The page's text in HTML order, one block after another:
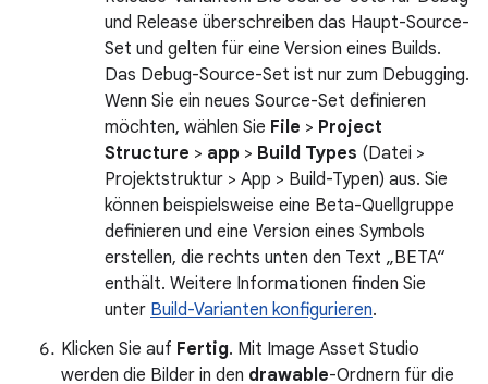
und Release überschreiben das Haupt-Source-
Set und gelten für eine Version eines Builds.
Das Debug-Source-Set ist nur zum Debugging.
Wenn Sie ein neues Source-Set definieren
möchten, wählen Sie File > Project
Structure > app > Build Types (Datei >
Projektstruktur > App > Build-Typen) aus. Sie
können beispielsweise eine Beta-Quellgruppe
definieren und eine Version eines Symbols
erstellen, die rechts unten den Text „BETA“
enthält. Weitere Informationen finden Sie
unter Build-Varianten konfigurieren.
Klicken Sie auf Fertig. Mit Image Asset Studio
werden die Bilder in den drawable-Ordnern für die